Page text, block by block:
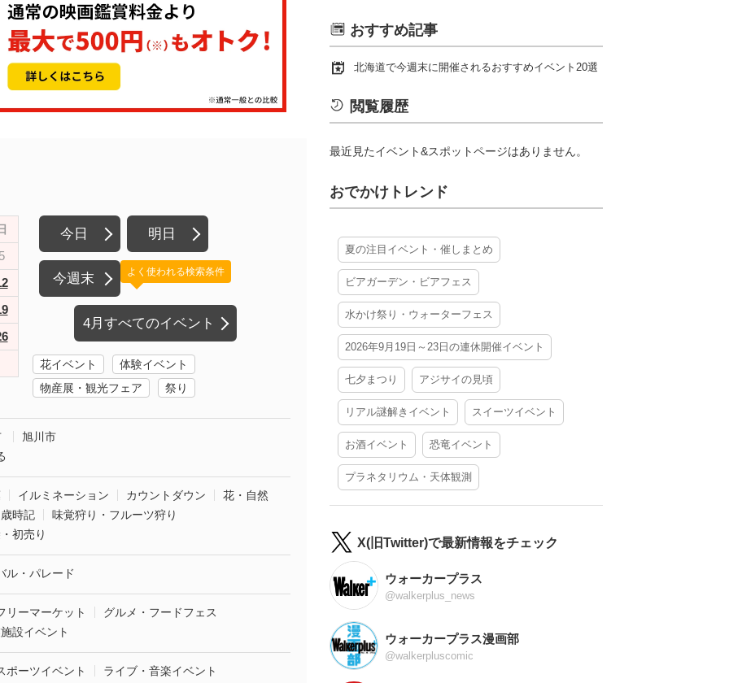
今日 明日
今週末
4月すべてのイベント
よく使われる検索条件
花イベント
体験イベント
物産展・観光フェア
祭り
旭川市
イルミネーション カウントダウン
花・自然
時記
味覚狩り・フルーツ狩り
初売り
ル・パレード
リーマーケット
グルメ・フードフェス
設イベント
ポーツイベント
ライブ・音楽イベント
おすすめ記事
北海道で今週末に開催されるおすすめイベント20選
閲覧履歴
最近見たイベント&スポットページはありません。
おでかけトレンド
夏の注目イベント・催しまとめ
ビアガーデン・ビアフェス
水かけ祭り・ウォーターフェス
2026年9月19日～23日の連休開催イベント
七夕まつり アジサイの見頃
リアル謎解きイベント スイーツイベント
お酒イベント 恐竜イベント
プラネタリウム・天体観測
X(旧Twitter)で最新情報をチェック
ウォーカープラス
@walkerplus_news
ウォーカープラス漫画部
@walkerpluscomic